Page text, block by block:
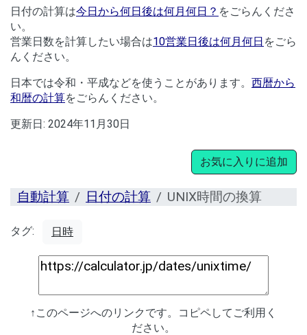
日付の計算は今日から何日後は何月何日？ をごらんくださ
い。
営業日数を計算したい場合は10営業日後は何月何日 をごら
んください。
日本では令和・平成などを使うことがあります。 西暦から
和暦の計算をごらんください。
更新日: 2024年11月30日
お気に入りに追加
自動計算 日付の計算 UNIX時間の換算
タグ: 日時
↑このページへのリンクです。コピペしてご利用く
ださい。